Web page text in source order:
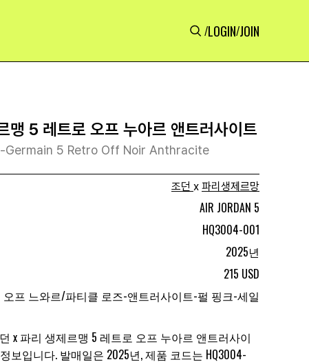
/LOGIN/JOIN
맹 5 레트로 오프 누아르 앤트러사이트
Germain 5 Retro Off Noir Anthracite
조던 x 파리생제르망
AIR JORDAN 5
HQ3004-001
2025년
215 USD
오프 느와르/파티클 로즈-앤트러사이트-펄 핑크-세일
x 파리 생제르맹 5 레트로 오프 누아르 앤트러사이
정보입니다. 발매일은 2025년, 제품 코드는 HQ3004-